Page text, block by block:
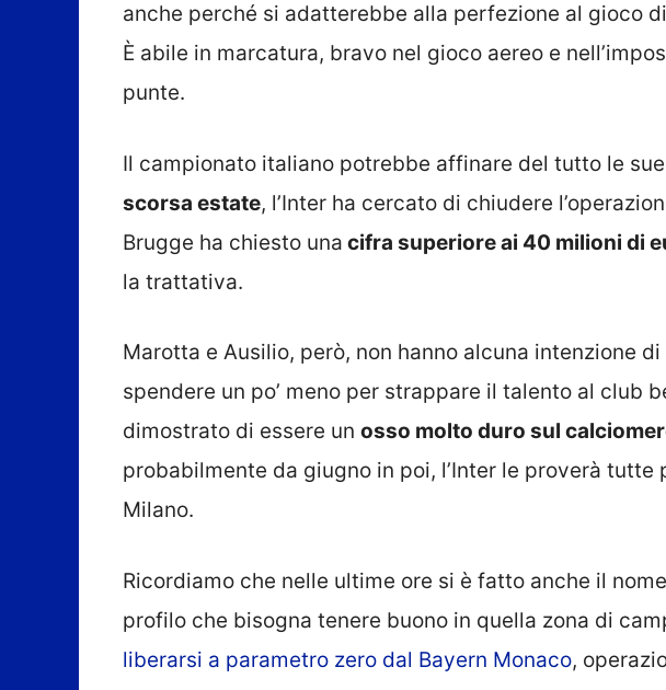
anche perché si adatterebbe alla perfezione al gioco
È abile in marcatura, bravo nel gioco aereo e
punte.
Il campionato italiano potrebbe affinare del tutto le
scorsa estate, l’Inter ha cercato di chiudere
Brugge ha chiesto una cifra superiore ai 40 milioni di
la trattativa.
Marotta e Ausilio, però, non hanno alcuna intenzione
spendere un po’ meno per strappare il talento al club
dimostrato di essere un osso molto duro sul
probabilmente da giugno in poi, l’Inter le proverà tutte
Milano.
Ricordiamo che nelle ultime ore si è fatto anche il
profilo che bisogna tenere buono in quella zona di
liberarsi a parametro zero dal Bayern Monaco,